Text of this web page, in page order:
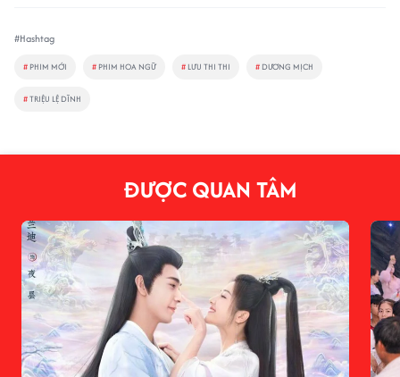
#Hashtag
# PHIM MỚI # PHIM HOA NGỮ # LƯU THI THI # DƯƠNG MỊCH
#TRIỆU LỆ DĨNH
ĐƯỢC QUAN TÂM